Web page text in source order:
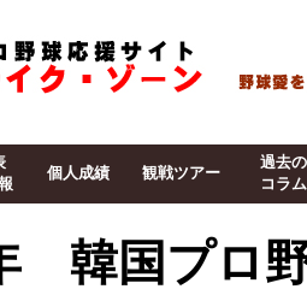
個人成績 観戦ツアー
過去の
コラム
韓国プロ